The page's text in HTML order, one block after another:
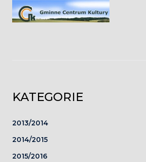
KATEGORIE
2013/2014
2014/2015
2015/2016